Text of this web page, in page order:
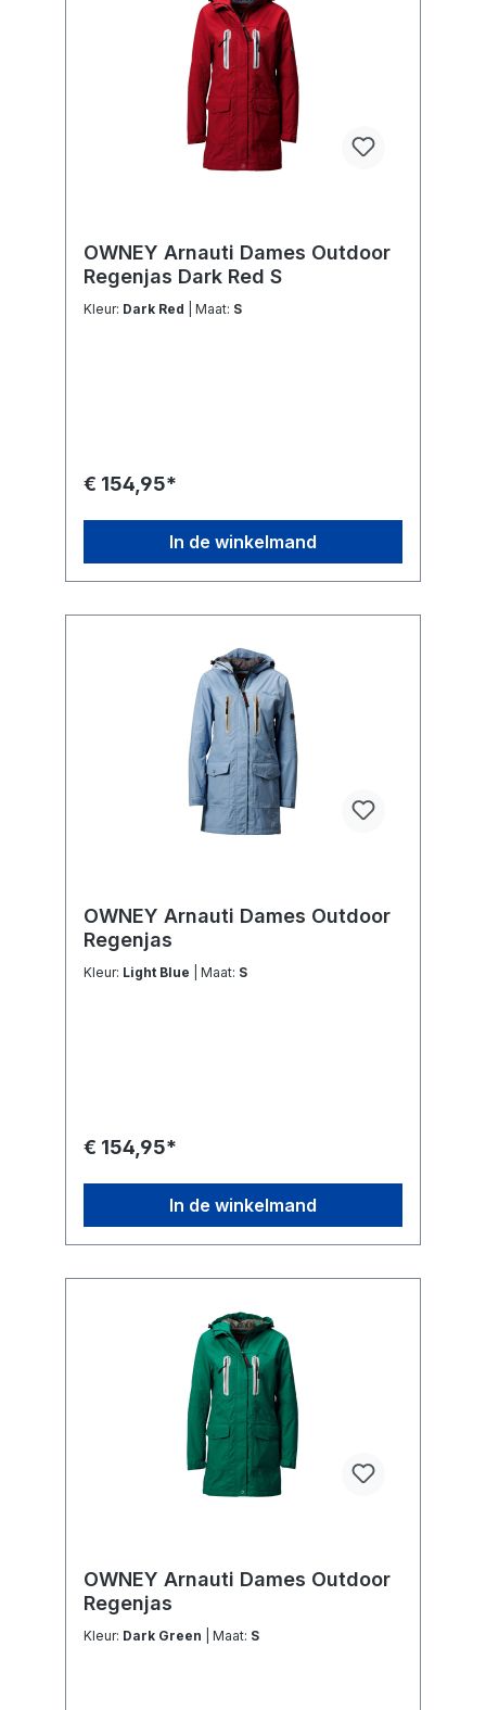
OWNEY Arnauti Dames Outdoor
Regenjas Dark Red S
Kleur: Dark Red | Maat: S
€ 154,95*
In de winkelmand
OWNEY Arnauti Dames Outdoor
Regenjas
Kleur: Light Blue | Maat: S
€ 154,95*
In de winkelmand
OWNEY Arnauti Dames Outdoor
Regenjas
Kleur: Dark Green | Maat: S